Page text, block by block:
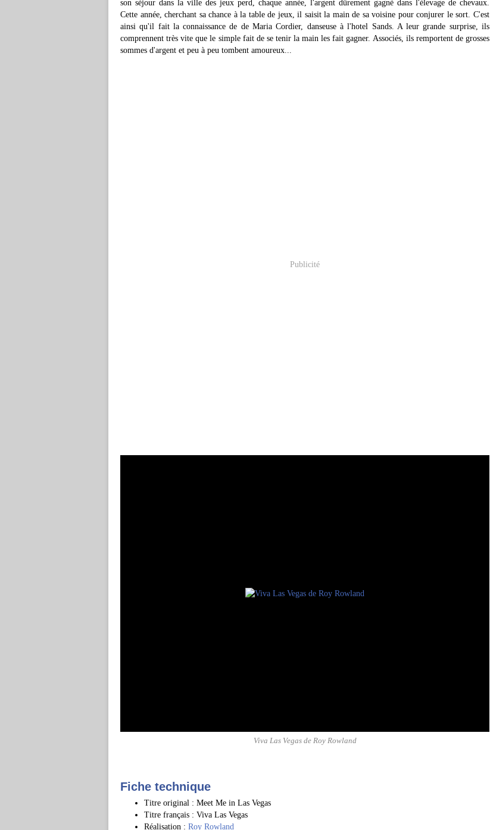
son séjour dans la ville des jeux perd, chaque année, l'argent dûrement gagné dans l'élevage de chevaux.
Cette année, cherchant sa chance à la table de jeux, il saisit la main de sa voisine pour conjurer le sort. C'est
ainsi qu'il fait la connaissance de de Maria Cordier, danseuse à l'hotel Sands. A leur grande surprise, ils
comprennent très vite que le simple fait de se tenir la main les fait gagner. Associés, ils remportent de grosses
sommes d'argent et peu à peu tombent amoureux...
Publicité
Viva Las Vegas de Roy Rowland
Fiche technique
Titre original : Meet Me in Las Vegas
Titre français : Viva Las Vegas
Réalisation : Roy Rowland